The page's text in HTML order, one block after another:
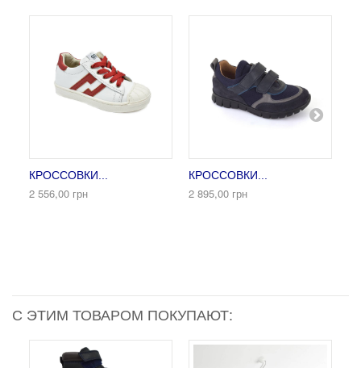
КРОССОВКИ...
2 556,00 грн
КРОССОВКИ...
2 895,00 грн
С ЭТИМ ТОВАРОМ ПОКУПАЮТ: